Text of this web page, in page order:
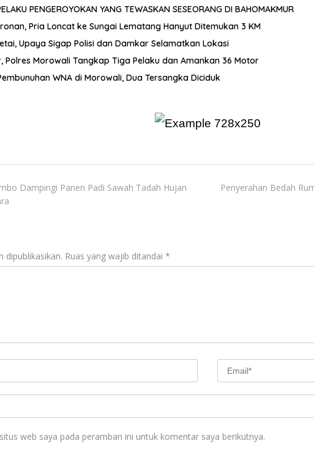
PENGEROYOKAN YANG TEWASKAN SESEORANG DI BAHOMAKMUR
Pria Loncat ke Sungai Lematang Hanyut Ditemukan 3 KM
Upaya Sigap Polisi dan Damkar Selamatkan Lokasi
Polres Morowali Tangkap Tiga Pelaku dan Amankan 36 Motor
WNA di Morowali, Dua Tersangka Diciduk
Dampingi Panen Padi Sawah Tadah Hujan
Penyerahan Bedah
dipublikasikan. Ruas yang wajib ditandai *
web saya pada peramban ini untuk komentar saya berikutnya.